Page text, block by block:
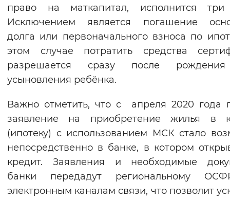
право на маткапитал, исполнится три
Исключением является погашение
долга или первоначального взноса по
этом случае потратить средства
разрешается сразу после
усыновления ребёнка.
Важно отметить, что с апреля 2020 года
заявление на приобретение жилья в
(ипотеку) с использованием МСК стало
непосредственно в банке, в котором
кредит. Заявления и необходимые
банки передадут региональному
электронным каналам связи, что позволит